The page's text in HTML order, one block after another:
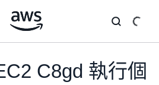
C8gd 執行個